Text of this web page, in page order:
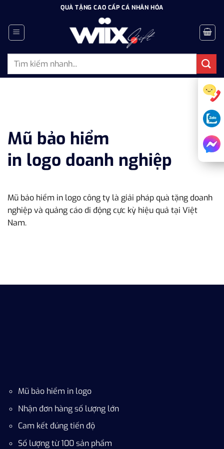
dung
QUÀ TẶNG CAO CẤP CÁ NHÂN HÓA
Tìm
Mũ bảo hiểm
in logo doanh nghiệp
Mũ bảo hiểm in logo công ty là giải pháp quà tặng doanh
nghiệp và quảng cáo di động cực kỳ hiệu quả tại Việt
Nam.
Mũ bảo hiểm in logo
Nhận đơn hàng số lượng lớn
Cam kết đúng tiến độ
Số lượng từ 100 sản phẩm